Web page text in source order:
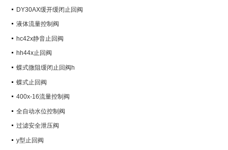
DY30AX缓开缓闭止回阀
液体流量控制阀
hc42x静音止回阀
hh44x止回阀
蝶式微阻缓闭止回阀h
蝶式止回阀
400x-16流量控制阀
全自动水位控制阀
过滤安全泄压阀
y型止回阀